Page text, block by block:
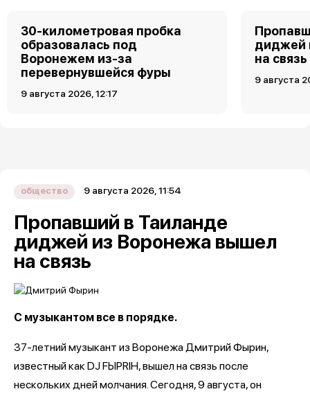
30-километровая пробка
образовалась под
Воронежем из-за
перевернувшейся фуры
9 августа 2026, 12:17
диджей
на связь
9 августа
общество 9 августа 2026, 11:54
Пропавший в Таиланде
диджей из Воронежа вышел
на связь
С музыкантом все в порядке.
37-летний музыкант из Воронежа Дмитрий Фырин,
известный как DJ FЫРRIН, вышел на связь после
нескольких дней молчания. Сегодня, 9 августа, он